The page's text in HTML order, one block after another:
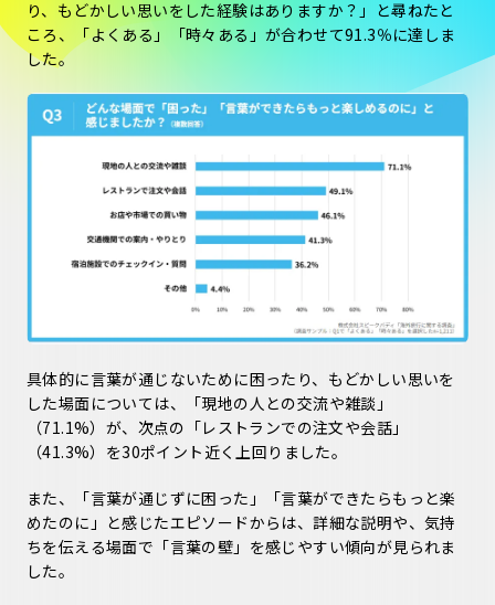
り、もどかしい思いをした経験はありますか？」と尋ねたと
ころ、「よくある」「時々ある」が合わせて91.3％に達しま
した。
具体的に言葉が通じないために困ったり、もどかしい思いを
した場面については、「現地の人との交流や雑談」
（71.1%）が、次点の「レストランでの注文や会話」
（41.3%）を30ポイント近く上回りました。
また、「言葉が通じずに困った」「言葉ができたらもっと楽
めたのに」と感じたエピソードからは、詳細な説明や、気持
ちを伝える場面で「言葉の壁」を感じやすい傾向が見られま
した。